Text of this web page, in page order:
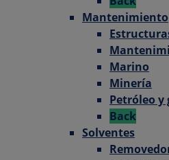
Mantenimiento
Marino
Minería
Petróleo y
Back
Solventes